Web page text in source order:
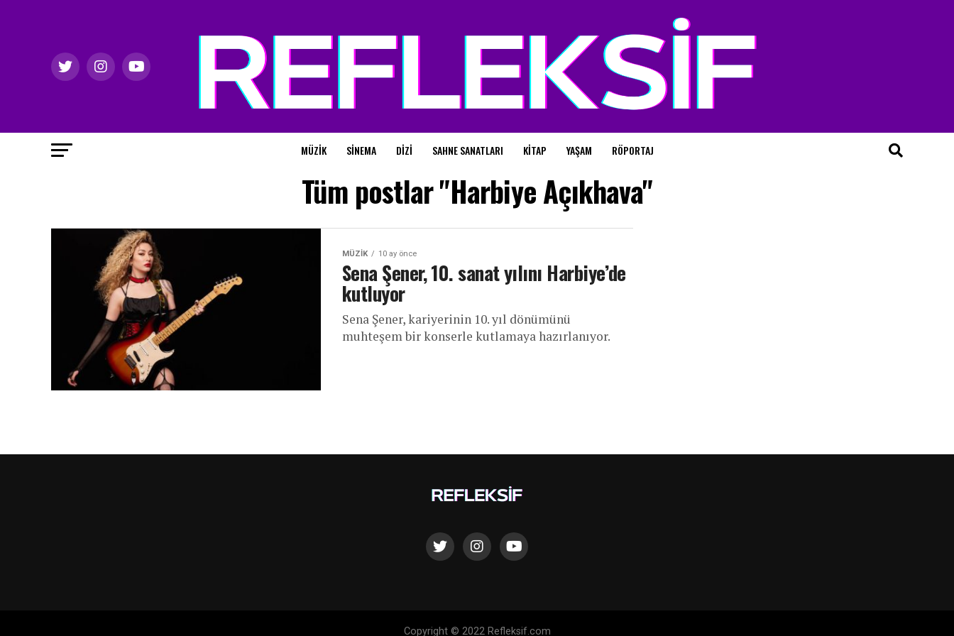
MÜZIK SINEMA DIZI SAHNE SANATLARI KITAP YAŞAM RÖPORTAJ
Tüm postlar "Harbiye Açıkhava"
MÜZIK 10 ay önce
Sena Şener, 10. sanat yılını Harbiye’de
kutluyor
Sena Şener, kariyerinin 10. yıl dönümünü
muhteşem bir konserle kutlamaya hazırlanıyor.
Copyright © 2022 Refleksif.com